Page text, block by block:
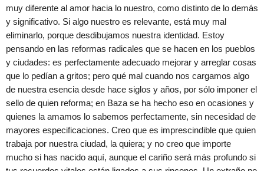
muy diferente al amor hacia lo nuestro, como distinto de lo demás
y significativo. Si algo nuestro es relevante, está muy mal
eliminarlo, porque desdibujamos nuestra identidad. Estoy
pensando en las reformas radicales que se hacen en los pueblos
y ciudades: es perfectamente adecuado mejorar y arreglar cosas
que lo pedían a gritos; pero qué mal cuando nos cargamos algo
de nuestra esencia desde hace siglos y años, por sólo imponer el
sello de quien reforma; en Baza se ha hecho eso en ocasiones y
quienes la amamos lo sabemos perfectamente, sin necesidad de
mayores especificaciones. Creo que es imprescindible que quien
trabaja por nuestra ciudad, la quiera; y no creo que importe
mucho si has nacido aquí, aunque el cariño será más profundo si